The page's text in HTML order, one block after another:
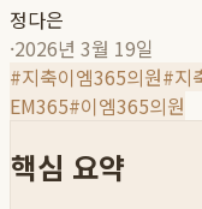
정다은
·2026년 3월 19일
#지축이엠365의원#지
EM365#이엠365의원
핵심 요약